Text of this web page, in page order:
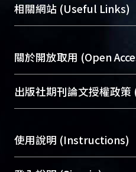
機構典藏（NTUR）與學
台，成為臺大學術典藏
成果。
To permanently archive
profiles and scholarly
services of “NTU
總館學科館員(Main Library)
醫學圖書館學科館員
Sciences Library)
相關網站 (Useful Links)
關於開放取用 (Open
開放取用是從使用者角
動，應用在學術研究上
用逐年攀升。同時可加
Archive）平台。 （點選
出版社期刊論文授權政
含部分內容的版權非
助與合作完成，請確
使用說明 (Instructions)